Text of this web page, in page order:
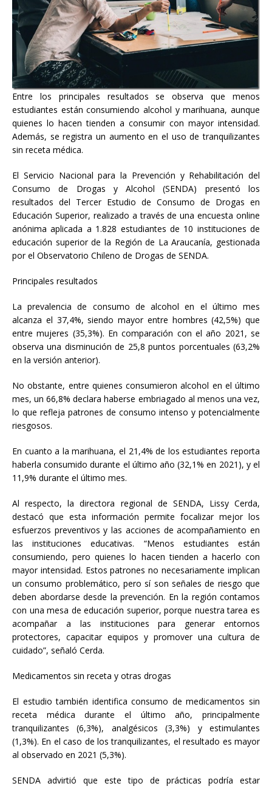
Entre los principales resultados se observa que menos
estudiantes están consumiendo alcohol y marihuana, aunque
quienes lo hacen tienden a consumir con mayor intensidad.
Además, se registra un aumento en el uso de tranquilizantes
sin receta médica.
El Servicio Nacional para la Prevención y Rehabilitación del
Consumo de Drogas y Alcohol (SENDA) presentó los
resultados del Tercer Estudio de Consumo de Drogas en
Educación Superior, realizado a través de una encuesta online
anónima aplicada a 1.828 estudiantes de 10 instituciones de
educación superior de la Región de La Araucanía, gestionada
por el Observatorio Chileno de Drogas de SENDA.
Principales resultados
La prevalencia de consumo de alcohol en el último mes
alcanza el 37,4%, siendo mayor entre hombres (42,5%) que
entre mujeres (35,3%). En comparación con el año 2021, se
observa una disminución de 25,8 puntos porcentuales (63,2%
en la versión anterior).
No obstante, entre quienes consumieron alcohol en el último
mes, un 66,8% declara haberse embriagado al menos una vez,
lo que refleja patrones de consumo intenso y potencialmente
riesgosos.
En cuanto a la marihuana, el 21,4% de los estudiantes reporta
haberla consumido durante el último año (32,1% en 2021), y el
11,9% durante el último mes.
Al respecto, la directora regional de SENDA, Lissy Cerda,
destacó que esta información permite focalizar mejor los
esfuerzos preventivos y las acciones de acompañamiento en
las instituciones educativas. “Menos estudiantes están
consumiendo, pero quienes lo hacen tienden a hacerlo con
mayor intensidad. Estos patrones no necesariamente implican
un consumo problemático, pero sí son señales de riesgo que
deben abordarse desde la prevención. En la región contamos
con una mesa de educación superior, porque nuestra tarea es
acompañar a las instituciones para generar entornos
protectores, capacitar equipos y promover una cultura de
cuidado”, señaló Cerda.
Medicamentos sin receta y otras drogas
El estudio también identifica consumo de medicamentos sin
receta médica durante el último año, principalmente
tranquilizantes (6,3%), analgésicos (3,3%) y estimulantes
(1,3%). En el caso de los tranquilizantes, el resultado es mayor
al observado en 2021 (5,3%).
SENDA advirtió que este tipo de prácticas podría estar